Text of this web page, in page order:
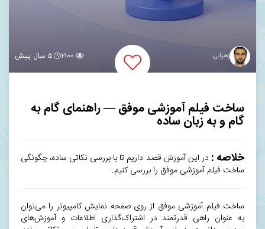
زهرابی ۲۱۰۰ ۵ سال پیش
ساخت فیلم آموزشی موفق — راهنمای گام به
گام و به زبان ساده
خلاصه : در این آموزش قصد داریم تا با بررسی نکاتی ساده، چگونگی
ساخت فیلم آموزشی موفق را بررسی کنیم.
ساخت فیلم آموزشی موفق از روی صفحه نمایش کامپیوتر را می‌توان
به عنوان راهی قدرتمند در اشتراک‌گذاری اطلاعات و آموزش‌های